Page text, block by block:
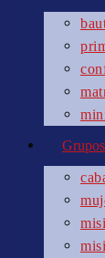
Grupos